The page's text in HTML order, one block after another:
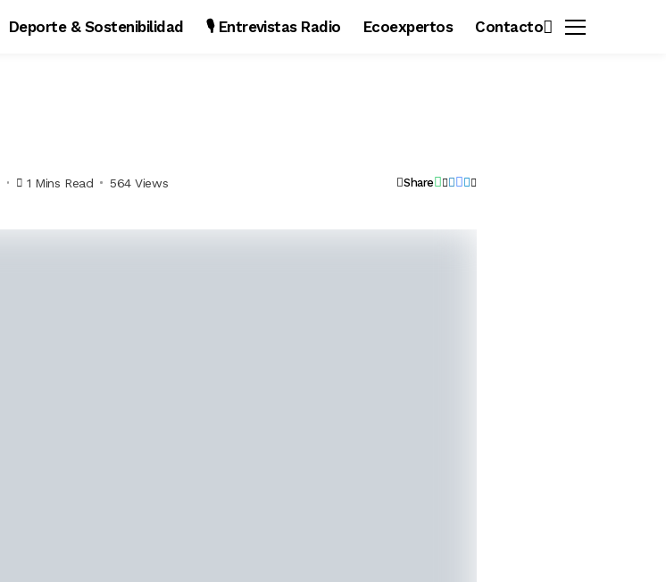
Deporte & Sostenibilidad 🎙️ Entrevistas Radio Ecoexpertos Contacto
1 Mins Read 564 Views Share